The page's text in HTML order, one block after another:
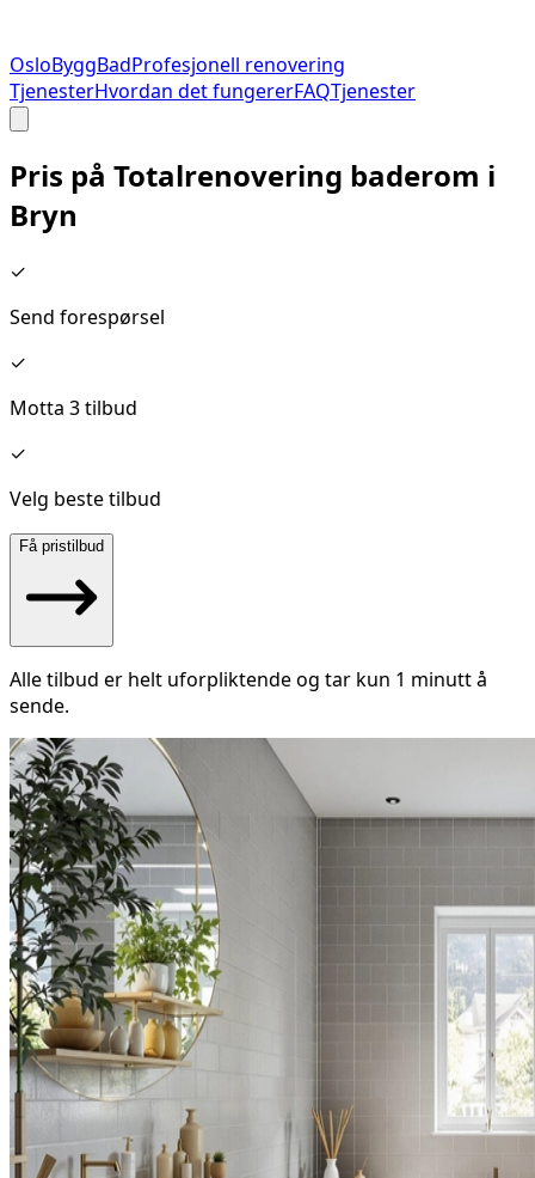
OsloByggBadProfesjonell renovering
TjenesterHvordan det fungererFAQTjenester
Pris på Totalrenovering baderom i
Bryn
✓
Send forespørsel
✓
Motta 3 tilbud
✓
Velg beste tilbud
Få pristilbud
Alle tilbud er helt uforpliktende og tar kun 1 minutt å
sende.